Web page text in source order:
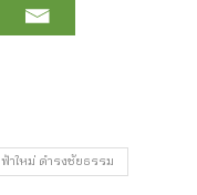
ฟ้าใหม่ ดำรงชัยธรรม